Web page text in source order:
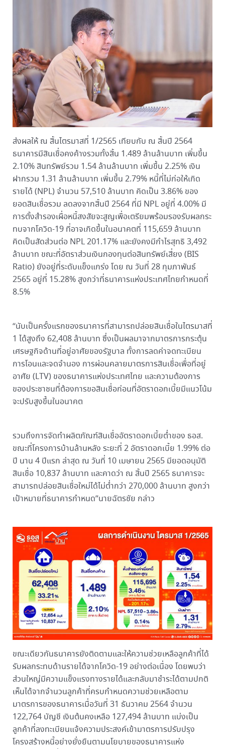
ส่งผลให้ ณ สิ้นไตรมาสที่ 1/2565 เทียบกับ ณ สิ้นปี 2564
ธนาคารมีสินเชื่อคงค้างรวมทั้งสิ้น 1.489 ล้านล้านบาท เพิ่มขึ้น
2.10% สินทรัพย์รวม 1.54 ล้านล้านบาท เพิ่มขึ้น 2.25% เงิน
ฝากรวม 1.31 ล้านล้านบาท เพิ่มขึ้น 2.79% หนี้ที่ไม่ก่อให้เกิด
รายได้ (NPL) จำนวน 57,510 ล้านบาท คิดเป็น 3.86% ของ
ยอดสินเชื่อรวม ลดลงจากสิ้นปี 2564 ที่มี NPL อยู่ที่ 4.00% มี
การตั้งสำรองเผื่อหนี้สงสัยจะสูญเพื่อเตรียมพร้อมรองรับผลกระ
ทบจากโควิด-19 ที่อาจเกิดขึ้นในอนาคตที่ 115,659 ล้านบาท
คิดเป็นสัดส่วนต่อ NPL 201.17% และยังคงมีกำไรสุทธิ 3,492
ล้านบาท ขณะที่อัตราส่วนเงินกองทุนต่อสินทรัพย์เสี่ยง (BIS
Ratio) ยังอยู่ที่ระดับแข็งแกร่ง โดย ณ วันที่ 28 กุมภาพันธ์
2565 อยู่ที่ 15.28% สูงกว่าที่ธนาคารแห่งประเทศไทยกำหนดที่
8.5%
“นับเป็นครั้งแรกของธนาคารที่สามารถปล่อยสินเชื่อในไตรมาสที่
1 ได้สูงถึง 62,408 ล้านบาท ซึ่งเป็นผลมาจากมาตรการกระตุ้น
เศรษฐกิจด้านที่อยู่อาศัยของรัฐบาล ทั้งการลดค่าจดทะเบียน
การโอนและจดจำนอง การผ่อนคลายมาตรการสินเชื่อเพื่อที่อยู่
อาศัย (LTV) ของธนาคารแห่งประเทศไทย และความต้องการ
ของประชาชนที่ต้องการขอสินเชื่อก่อนที่อัตราดอกเบี้ยมีแนวโน้ม
จะปรับสูงขึ้นในอนาคต
รวมถึงการจัดทำผลิตภัณฑ์สินเชื่ออัตราดอกเบี้ยต่ำของ ธอส.
ขณะที่โครงการบ้านล้านหลัง ระยะที่ 2 อัตราดอกเบี้ย 1.99% ต่อ
ปี นาน 4 ปีแรก ล่าสุด ณ วันที่ 10 เมษายน 2565 มียอดอนุมัติ
สินเชื่อ 10,837 ล้านบาท และคาดว่า ณ สิ้นปี 2565 ธนาคารจะ
สามารถปล่อยสินเชื่อใหม่ได้ไม่ต่ำกว่า 270,000 ล้านบาท สูงกว่า
เป้าหมายที่ธนาคารกำหนด”นายฉัตรชัย กล่าว
ขณะเดียวกันธนาคารยังติดตามและให้ความช่วยเหลือลูกค้าที่ได้
รับผลกระทบด้านรายได้จากโควิด-19 อย่างต่อเนื่อง โดยพบว่า
ส่วนใหญ่มีความแข็งแรงทางรายได้และกลับมาชำระได้ตามปกติ
เห็นได้จากจำนวนลูกค้าที่ครบกำหนดความช่วยเหลือตาม
มาตรการของธนาคารเมื่อวันที่ 31 ธันวาคม 2564 จำนวน
122,764 บัญชี เงินต้นคงเหลือ 127,494 ล้านบาท แบ่งเป็น
ลูกค้าที่ลงทะเบียนแจ้งความประสงค์เข้ามาตรการปรับปรุง
โครงสร้างหนี้อย่างยั่งยืนตามนโยบายของธนาคารแห่ง